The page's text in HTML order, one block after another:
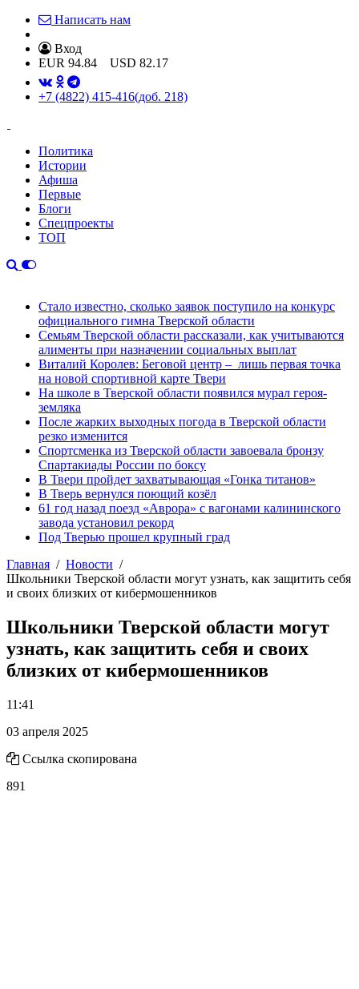
Написать нам
Вход
EUR 94.84 USD 82.17
+7 (4822) 415-416(доб. 218)
Политика
Истории
Афиша
Первые
Блоги
Спецпроекты
ТОП
Стало известно, сколько заявок поступило на конкурс
официального гимна Тверской области
Семьям Тверской области рассказали, как учитываются
алименты при назначении социальных выплат
Виталий Королев: Беговой центр – лишь первая точка
на новой спортивной карте Твери
На школе в Тверской области появился мурал героя-
земляка
После жарких выходных погода в Тверской области
резко изменится
Спортсменка из Тверской области завоевала бронзу
Спартакиады России по боксу
В Твери пройдет захватывающая «Гонка титанов»
В Тверь вернулся поющий козёл
61 год назад поезд «Аврора» с вагонами калининского
завода установил рекорд
Под Тверью прошел крупный град
Главная
Новости
Школьники Тверской области могут узнать, как защитить себя
и своих близких от кибермошенников
Школьники Тверской области могут
узнать, как защитить себя и своих
близких от кибермошенников
11:41
03 апреля 2025
Ссылка скопирована
891